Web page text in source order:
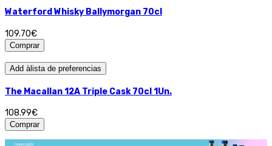
Waterford Whisky Ballymorgan 70cl
109.70€
Comprar
Add àlista de preferencias
The Macallan 12A Triple Cask 70cl 1Un.
108.99€
Comprar